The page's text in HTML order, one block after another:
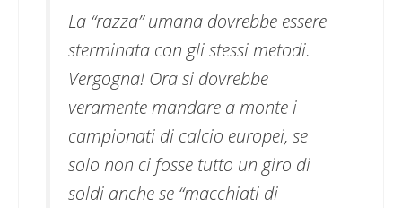
La “razza” umana dovrebbe essere
sterminata con gli stessi metodi.
Vergogna! Ora si dovrebbe
veramente mandare a monte i
campionati di calcio europei, se
solo non ci fosse tutto un giro di
soldi anche se “macchiati di